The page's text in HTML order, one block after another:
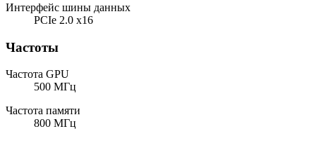
Интерфейс шины данных
PCIe 2.0 x16
Частоты
Частота GPU
500 МГц
Частота памяти
800 МГц